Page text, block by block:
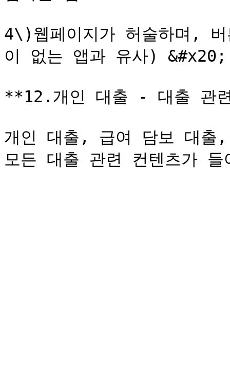
4\)웹페이지가 허술하며,
이 없는 앱과 유사) &#x20;
**12.개인 대출 - 대출 관
개인 대출, 급여 담보 대출